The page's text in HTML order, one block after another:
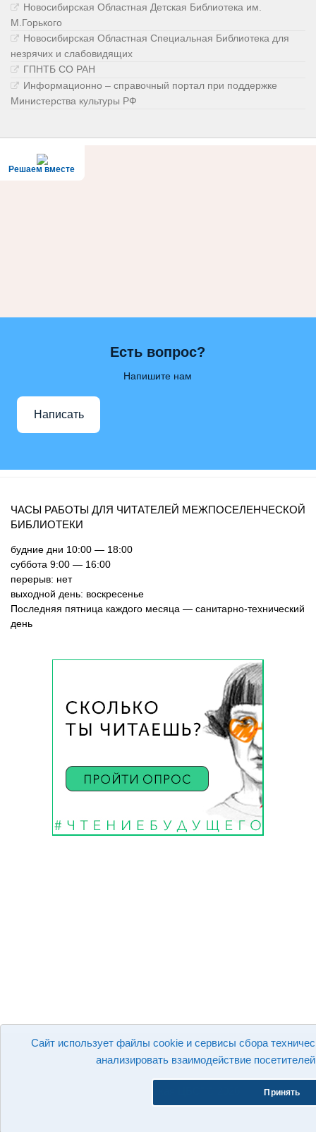
Сайт использует файлы cookie и сервисы сбора
анализировать взаимодействие
Принять
Новосибирская Областная Детская Библиотека им.
М.Горького
Новосибирская Областная Специальная Библиотека для
незрячих и слабовидящих
ГПНТБ СО РАН
Информационно – справочный портал при поддержке
Министерства культуры РФ
Решаем вместе
Есть вопрос?
Напишите нам
Написать
ЧАСЫ РАБОТЫ ДЛЯ ЧИТАТЕЛЕЙ МЕЖПОСЕЛЕНЧЕСКОЙ
БИБЛИОТЕКИ
будние дни 10:00 — 18:00
суббота 9:00 — 16:00
перерыв: нет
выходной день: воскресенье
Последняя пятница каждого месяца — санитарно-технический
день